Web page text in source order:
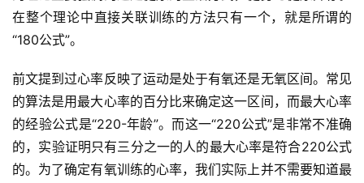
在整个理论中直接关联训练的方法只有一个，就是所谓的
“180公式”。
前文提到过心率反映了运动是处于有氧还是无氧区间。常见
的算法是用最大心率的百分比来确定这一区间，而最大心率
的经验公式是“220-年龄”。而这一“220公式”是非常不准确
的，实验证明只有三分之一的人的最大心率是符合220公式
的。为了确定有氧训练的心率，我们实际上并不需要知道最